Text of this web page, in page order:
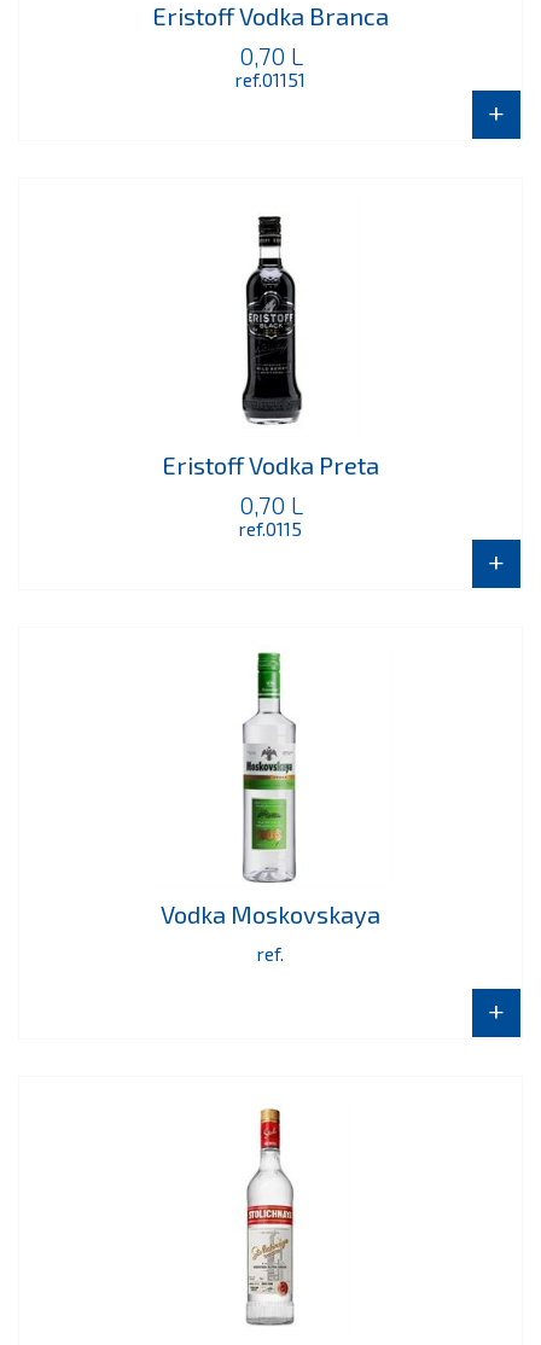
+
Eristoff Vodka Branca
0,70 L
ref.01151
+
Eristoff Vodka Preta
0,70 L
ref.0115
+
Vodka Moskovskaya
ref.